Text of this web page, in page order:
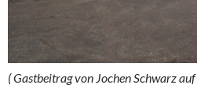
( Gastbeitrag von Jochen Schwarz auf